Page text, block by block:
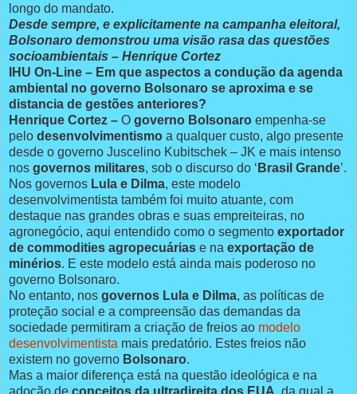
longo do mandato.
Desde sempre, e explicitamente na campanha eleitoral,
Bolsonaro demonstrou uma visão rasa das questões
socioambientais – Henrique Cortez
IHU On-Line – Em que aspectos a condução da agenda
ambiental no governo Bolsonaro se aproxima e se
distancia de gestões anteriores?
Henrique Cortez – O governo Bolsonaro empenha-se
pelo desenvolvimentismo a qualquer custo, algo presente
desde o governo Juscelino Kubitschek – JK e mais intenso
nos governos militares, sob o discurso do ‘ Brasil Grande’.
Nos governos Lula e Dilma, este modelo
desenvolvimentista também foi muito atuante, com
destaque nas grandes obras e suas empreiteiras, no
agronegócio, aqui entendido como o segmento exportador
de commodities agropecuárias e na exportação de
minérios. E este modelo está ainda mais poderoso no
governo Bolsonaro.
No entanto, nos governos Lula e Dilma, as políticas de
proteção social e a compreensão das demandas da
sociedade permitiram a criação de freios ao modelo
desenvolvimentista mais predatório. Estes freios não
existem no governo Bolsonaro.
Mas a maior diferença está na questão ideológica e na
adoção de conceitos da ultradireita dos EUA , da qual a